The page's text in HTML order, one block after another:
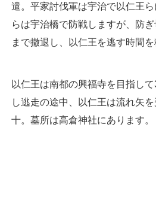
遣。平家討伐軍は宇治で以仁王
らは宇治橋で防戦しますが、防
まで撤退し、以仁王を逃す時間を
以仁王は南都の興福寺を目指し
し逃走の途中、以仁王は流れ矢
十。墓所は高倉神社にあります。